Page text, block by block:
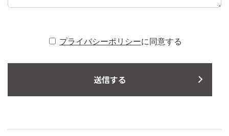
プライバシーポリシーに同意する